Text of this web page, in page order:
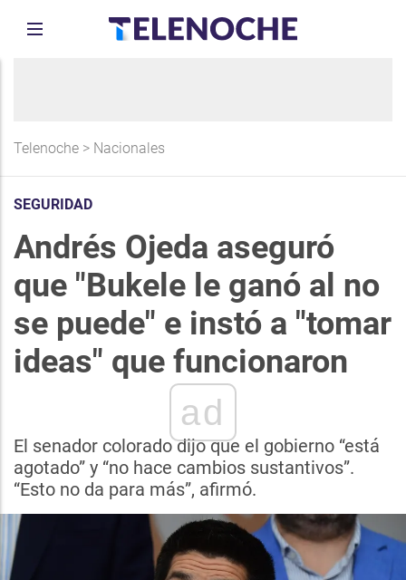
Telenoche > Nacionales
SEGURIDAD
Andrés Ojeda aseguró
que "Bukele le ganó al no
se puede" e instó a "tomar
ideas" que funcionaron
ad
El senador colorado dijo que el gobierno “está
agotado” y “no hace cambios sustantivos”.
“Esto no da para más”, afirmó.